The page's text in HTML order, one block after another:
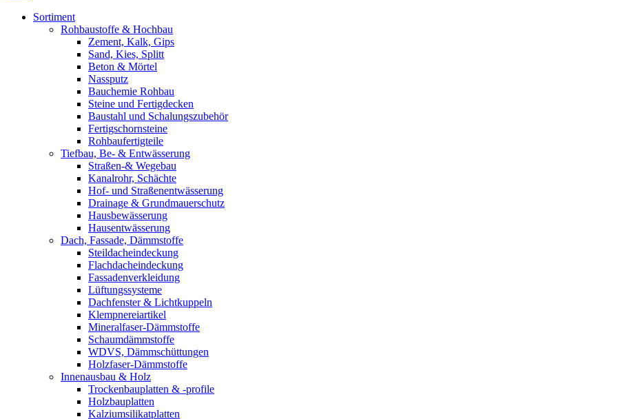
Sortiment
Rohbaustoffe & Hochbau
Zement, Kalk, Gips
Sand, Kies, Splitt
Beton & Mörtel
Nassputz
Bauchemie Rohbau
Steine und Fertigdecken
Baustahl und Schalungszubehör
Fertigschornsteine
Rohbaufertigteile
Tiefbau, Be- & Entwässerung
Straßen-& Wegebau
Kanalrohr, Schächte
Hof- und Straßenentwässerung
Drainage & Grundmauerschutz
Hausbewässerung
Hausentwässerung
Dach, Fassade, Dämmstoffe
Steildacheindeckung
Flachdacheindeckung
Fassadenverkleidung
Lüftungssysteme
Dachfenster & Lichtkuppeln
Klempnereiartikel
Mineralfaser-Dämmstoffe
Schaumdämmstoffe
WDVS, Dämmschüttungen
Holzfaser-Dämmstoffe
Innenausbau & Holz
Trockenbauplatten & -profile
Holzbauplatten
Kalziumsilikatplatten